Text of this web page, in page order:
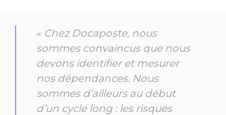
« Chez Docaposte, nous
sommes convaincus que nous
devons identifier et mesurer
nos dépendances. Nous
sommes d’ailleurs au début
d’un cycle long : les risques